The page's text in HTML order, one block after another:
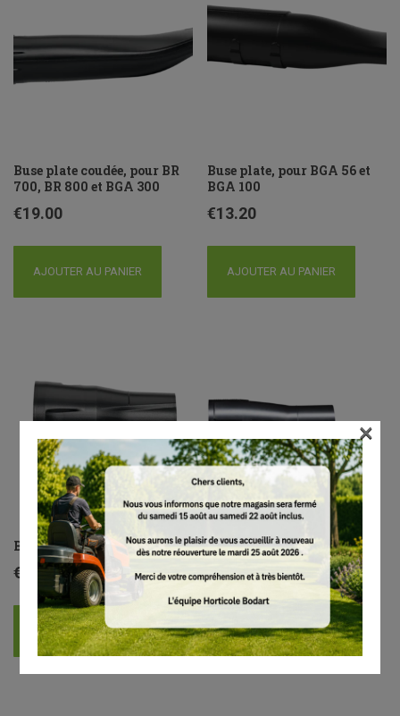
Buse plate coudée, pour BR
700, BR 800 et BGA 300
€19.00
AJOUTER AU PANIER
Buse plate, pour BGA 56 et
BGA 100
€13.20
AJOUTER AU PANIER
Buse ronde droite
€ 10.60
AJOUTER AU PANIER
Buse ronde droite, pour BR
430, BR 550
AJOUTER AU PANIER
×